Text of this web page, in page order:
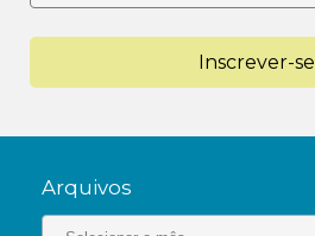
Inscrever-se
Arquivos